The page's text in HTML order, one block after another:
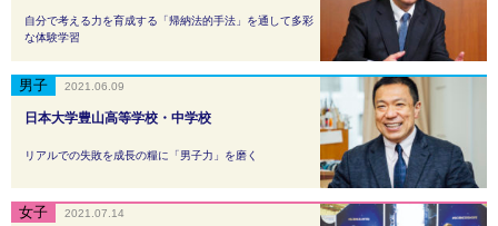
自分で考える力を育成する「帰納法的手法」を通して多彩
な体験学習
日本大学豊山高等学校・中学校
リアルでの失敗を成長の糧に「男子力」を磨く
2021.06.09
2021.07.14